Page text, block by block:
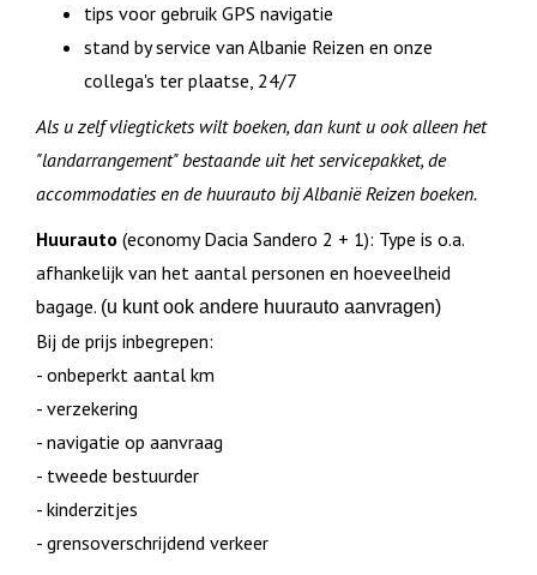
tips voor gebruik GPS navigatie
stand by service van Albanie Reizen en onze
collega's ter plaatse, 24/7
Als u zelf vliegtickets wilt boeken, dan kunt u ook alleen het
"landarrangement" bestaande uit het servicepakket, de
accommodaties en de huurauto bij Albanië Reizen boeken.
Huurauto (economy Dacia Sandero 2 + 1): Type is o.a.
afhankelijk van het aantal personen en hoeveelheid
bagage. (u kunt ook andere huurauto aanvragen)
Bij de prijs inbegrepen:
- onbeperkt aantal km
- verzekering
- navigatie op aanvraag
- tweede bestuurder
- kinderzitjes
- grensoverschrijdend verkeer